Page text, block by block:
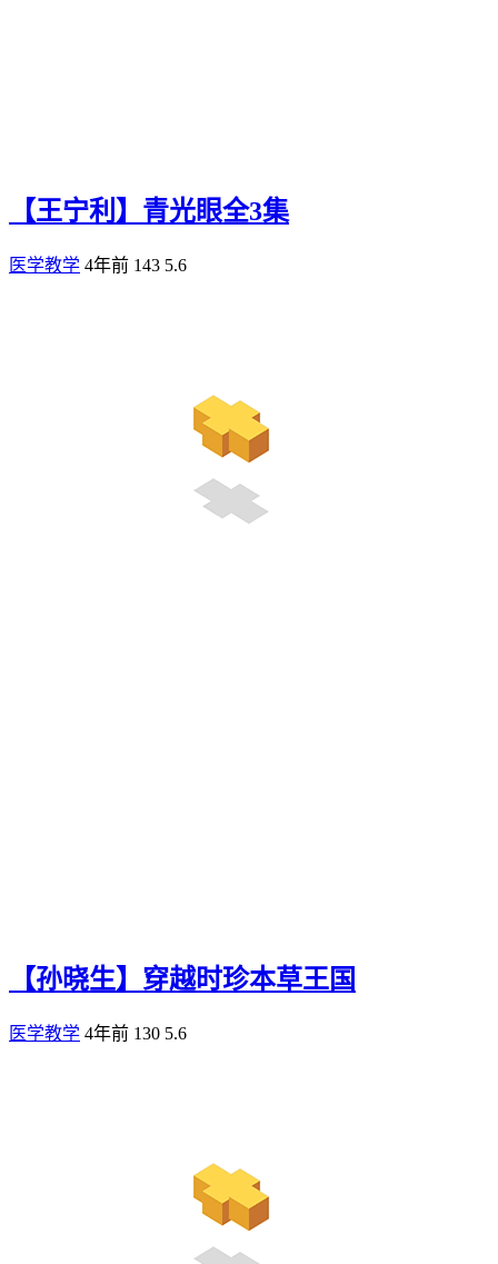
【王宁利】青光眼全3集
医学教学 4年前 143 5.6
【孙晓生】穿越时珍本草王国
医学教学 4年前 130 5.6